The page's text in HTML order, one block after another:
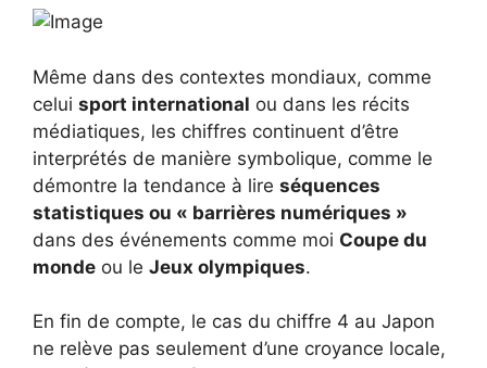
Même dans des contextes mondiaux, comme
celui sport international ou dans les récits
médiatiques, les chiffres continuent d’être
interprétés de manière symbolique, comme le
démontre la tendance à lire séquences
statistiques ou « barrières numériques »
dans des événements comme moi Coupe du
monde ou le Jeux olympiques.
En fin de compte, le cas du chiffre 4 au Japon
ne relève pas seulement d’une croyance locale,